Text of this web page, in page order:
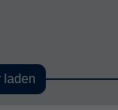
laden